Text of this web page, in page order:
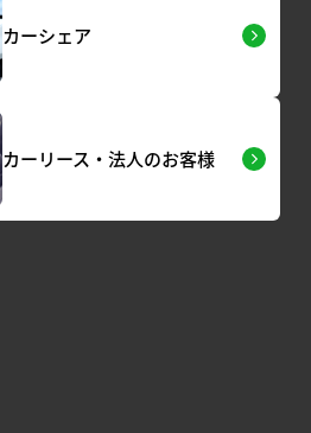
カーシェア
カーリース・法人のお客様